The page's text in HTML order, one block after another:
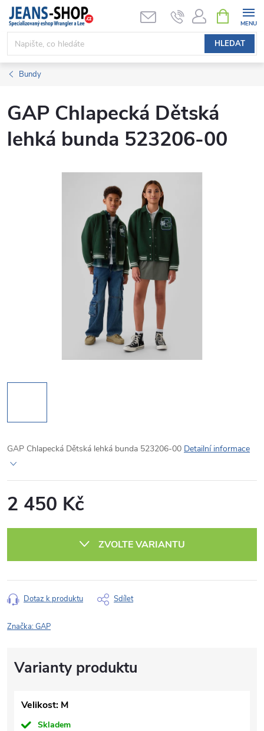
Přejít
obsah
HLEDAT
NÁKUPNÍ
KOŠÍK
Bundy
GAP Chlapecká Dětská
lehká bunda 523206-00
GAP Chlapecká Dětská lehká bunda 523206-00 Detailní informace
2 450 Kč
ZVOLTE VARIANTU
Dotaz k produktu Sdílet
Značka:GAP
Velikost: M
Skladem